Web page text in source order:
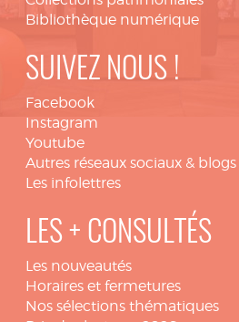
Bibliothèque numérique
SUIVEZ NOUS !
Facebook
Instagram
Youtube
Autres réseaux sociaux & blogs
Les infolettres
LES + CONSULTÉS
Les nouveautés
Horaires et fermetures
Nos sélections thématiques